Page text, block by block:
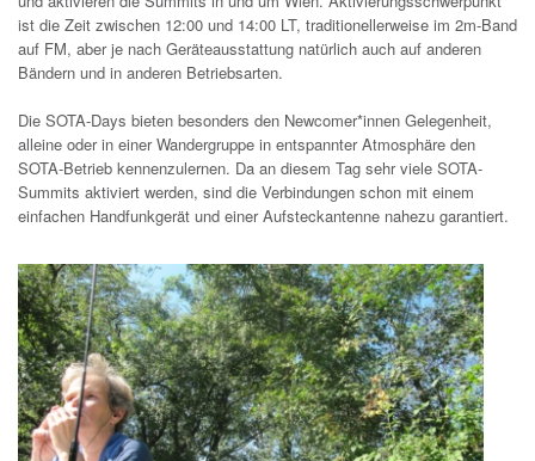
ist die Zeit zwischen 12:00 und 14:00 LT, traditionellerweise im 2m-Band
auf FM, aber je nach Geräteausstattung natürlich auch auf anderen
Bändern und in anderen Betriebsarten.
Die SOTA-Days bieten besonders den Newcomer*innen Gelegenheit,
alleine oder in einer Wandergruppe in entspannter Atmosphäre den
SOTA-Betrieb kennenzulernen. Da an diesem Tag sehr viele SOTA-
Summits aktiviert werden, sind die Verbindungen schon mit einem
einfachen Handfunkgerät und einer Aufsteckantenne nahezu garantiert.